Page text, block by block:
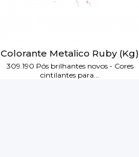
Colorante Metalico Ruby (Kg)
309.190 Pós brilhantes novos - Cores
cintilantes para...